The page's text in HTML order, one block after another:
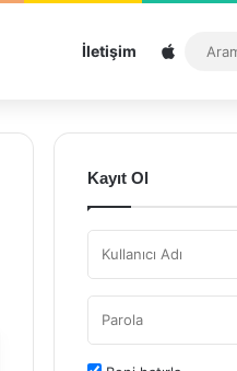
İletişim
Kayıt Ol